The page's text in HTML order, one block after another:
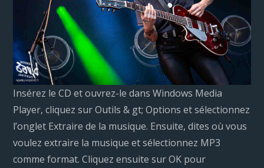
Insérez le CD et ouvrez-le dans Windows Media
Player, cliquez sur Outils & gt; Options et sélectionnez
l’onglet Extraire de la musique. Ensuite, dites où vous
voulez extraire la musique et sélectionnez MP3
comme format. Cliquez ensuite sur OK pour